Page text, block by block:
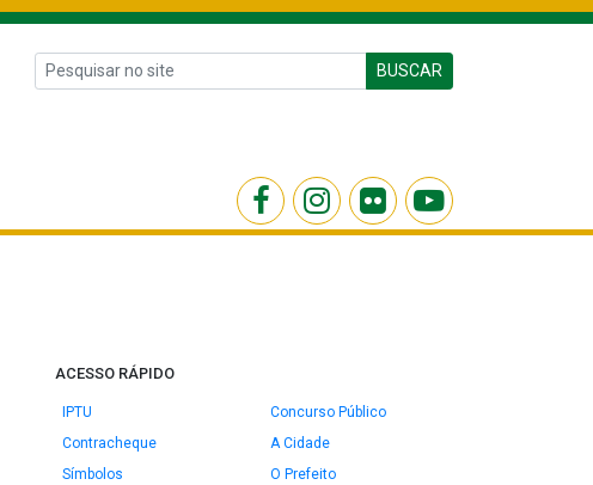
BUSCAR
ACESSO RÁPIDO
IPTU
Concurso Público
Contracheque
A Cidade
Símbolos
O Prefeito